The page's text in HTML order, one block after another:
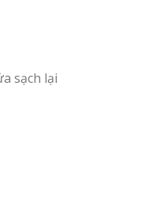
sạch lại